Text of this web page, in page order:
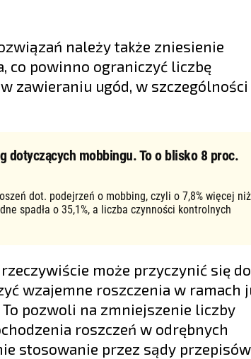
należy także zniesienie
co powinno ograniczyć liczbę
zawieraniu ugód, w
dotyczących mobbingu. To o blisko 8 proc.
dot. podejrzeń o mobbing, czyli o 7,8% więcej niż
spadła o 35,1%, a liczba czynności kontrolnych
może przyczynić się do
wzajemne roszczenia w ramach
pozwoli na zmniejszenie liczby
roszczeń w odrębnych
stosowanie przez sądy przepisów